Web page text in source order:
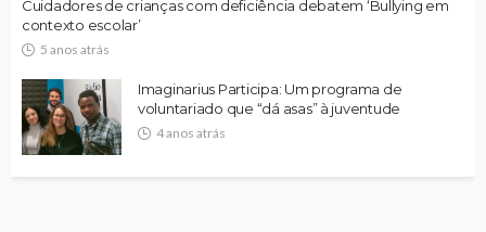
Cuidadores de crianças com deficiência debatem ‘Bullying em
contexto escolar’
5 anos atrás
Imaginarius Participa: Um programa de
voluntariado que “dá asas” à juventude
4 anos atrás